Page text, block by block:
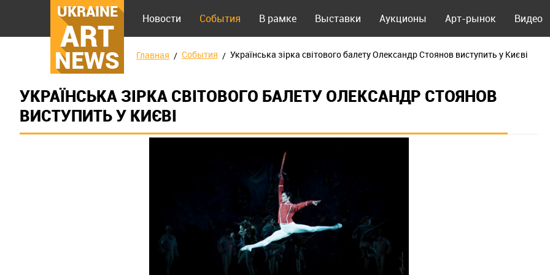
UKRAINE
ART
NEWS
Новости События В рамке Выставки Аукционы Арт-рынок Видео
Главная События Українська зірка світового балету Олександр Стоянов виступить у Києві
УКРАЇНСЬКА ЗІРКА СВІТОВОГО БАЛЕТУ ОЛЕКСАНДР СТОЯНОВ
ВИСТУПИТЬ У КИЄВІ